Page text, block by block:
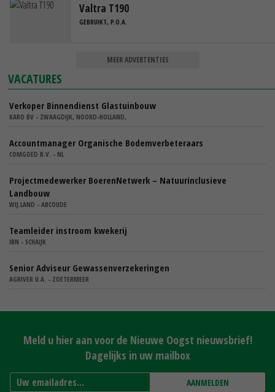
Valtra T190
GEBRUIKT, P.O.A.
MEER ADVERTENTIES
VACATURES
Verkoper Binnendienst Glastuinbouw
KARO BV - ZWAAGDIJK, NOORD-HOLLAND,
Accountmanager Organische Bodemverbeteraars
COMGOED B.V. - NL
Projectmedewerker BoerenNetwerk – Natuurinclusieve
Landbouw
WIJ.LAND - ABCOUDE
Teamleider instroom kwekerij
IBN - SCHAIJK
Senior Adviseur Gewassenverzekeringen
AGRIVER U.A. - ZOETERMEER
Meld u hier aan voor de Nieuwe Oogst nieuwsbrief!
Dagelijks in uw mailbox
AANMELDEN